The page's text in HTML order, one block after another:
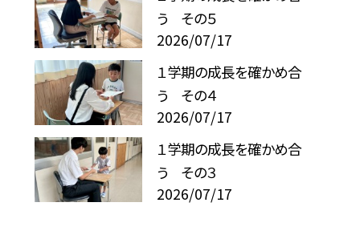
う その５
2026/07/17
１学期の成長を確かめ合
う その４
2026/07/17
１学期の成長を確かめ合
う その３
2026/07/17